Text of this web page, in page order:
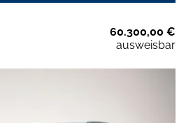
60.300,00 €
ausweisbar